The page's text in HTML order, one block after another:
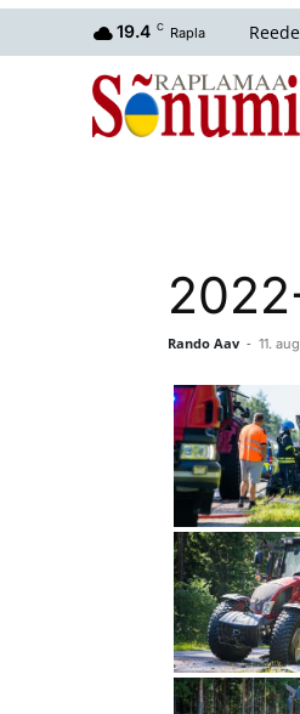
19.4 C Rapla
Rando Aav - 11.